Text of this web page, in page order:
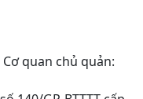
Cơ quan chủ quản: